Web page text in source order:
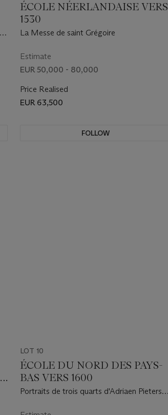
ÉCOLE NÉERLANDAISE VERS
1530
La Messe de saint Grégoire
Estimate
EUR 50,000 - 80,000
Price Realised
EUR 63,500
FOLLOW
LOT 10
ÉCOLE DU NORD DES PAYS-
BAS VERS 1600
Portraits de trois quarts d'Adriaen Pietersz.